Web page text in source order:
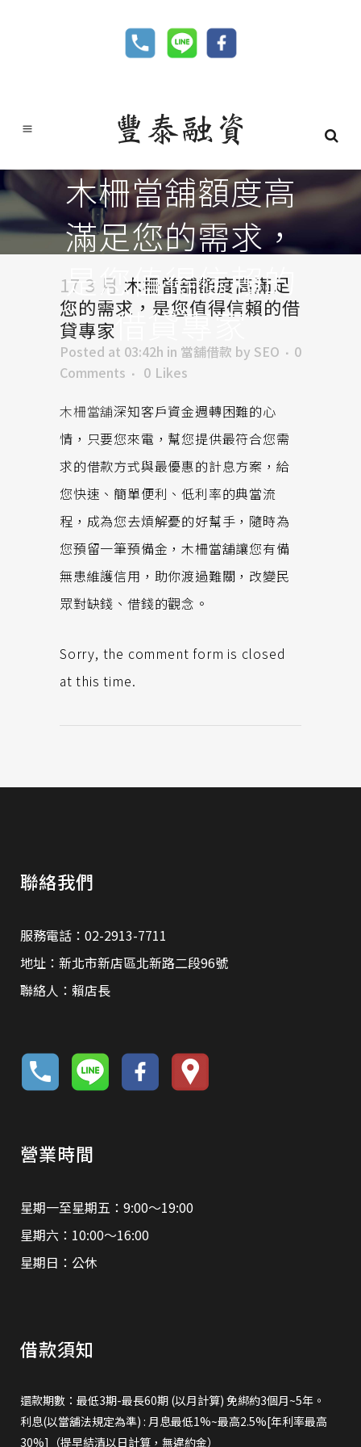
木柵當舖額度高
滿足您的需求，
是您值得信賴的
借貸專家
17 3 月 木柵當舖額度高滿足
您的需求，是您值得信賴的借
貸專家
Posted at 03:42h in 當舖借款 by SEO
0
Comments
0 Likes
木柵當舖深知客戶資金週轉困難的心
情，只要您來電，幫您提供最符合您需
求的借款方式與最優惠的計息方案，給
您快速、簡單便利、低利率的典當流
程，成為您去煩解憂的好幫手，隨時為
您預留一筆預備金，木柵當舖讓您有備
無患維護信用，助你渡過難關，改變民
眾對缺錢、借錢的觀念。
Sorry, the comment form is closed
at this time.
聯絡我們
服務電話：02-2913-7711
地址：新北市新店區北新路二段96號
聯絡人：賴店長
營業時間
星期一至星期五：9:00～19:00
星期六：10:00～16:00
星期日：公休
借款須知
還款期數：最低3期-最長60期 (以月計算) 免綁約3個月~5年。
利息(以當舖法規定為準) : 月息最低1%~最高2.5%[年利率最高
30%]（提早結清以日計算，無違約金）